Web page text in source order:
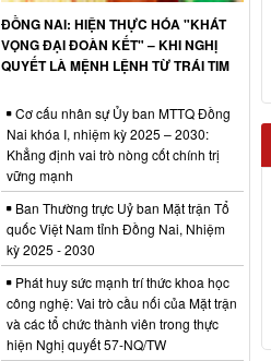
ĐỒNG NAI: HIỆN THỰC HÓA "KHÁT
VỌNG ĐẠI ĐOÀN KẾT" – KHI NGHỊ
QUYẾT LÀ MỆNH LỆNH TỪ TRÁI TIM
Cơ cấu nhân sự Ủy ban MTTQ Đồng
Nai khóa I, nhiệm kỳ 2025 – 2030:
Khẳng định vai trò nòng cốt chính trị
vững mạnh
Ban Thường trực Uỷ ban Mặt trận Tổ
quốc Việt Nam tỉnh Đồng Nai, Nhiệm
kỳ 2025 - 2030
Phát huy sức mạnh trí thức khoa học
công nghệ: Vai trò cầu nối của Mặt trận
và các tổ chức thành viên trong thực
hiện Nghị quyết 57-NQ/TW